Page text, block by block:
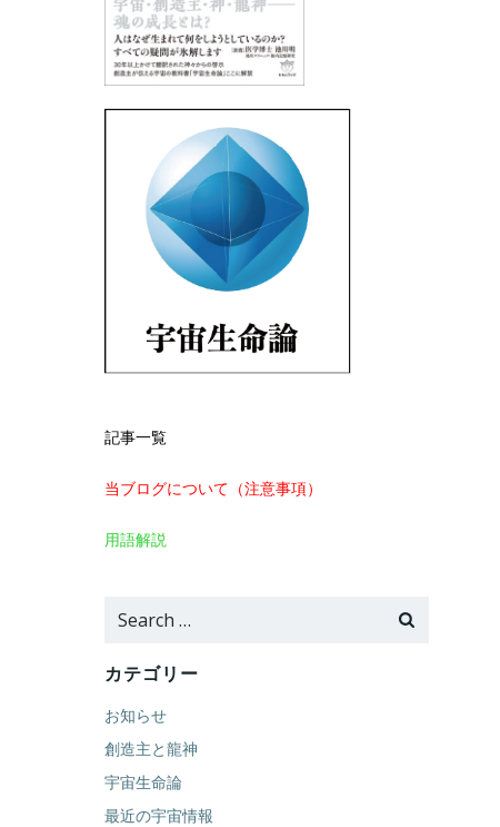
記事一覧
当ブログについて（注意事項）
用語解説
Search
カテゴリー
お知らせ
創造主と龍神
宇宙生命論
最近の宇宙情報